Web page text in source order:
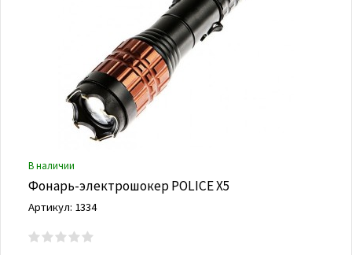
В наличии
Фонарь-электрошокер POLICE X5
Артикул: 1334